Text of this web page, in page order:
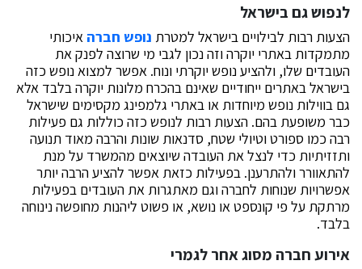
לנפוש גם בישראל
הצעות רבות לבילויים בישראל למטרת נופש חברהאיכותי
מתמקדות באתרי יוקרה וזה נכון לגבי מי שרוצה לפנק את
העובדים שלו, ולהציע נופש יוקרתי ונוח. אפשר למצוא נופש כזה
בישראל באתרים ייחודיים שאינם בהכרח מלונות יוקרה בלבד אלא
גם בווילות נופש מיוחדות או באתרי גלמפינג מקסימים שישראל
כבר משופעת בהם. הצעות רבות לנופש כזה כוללות גם פעילות
רבה כמו ספורט וטיולי שטח, סדנאות שונות והרבה מאוד תנועה
ותזזיתיות כדי לנצל את העובדה שיוצאים מהמשרד על מנת
להתאוורר ולהתרענן. בפעילות כזאת אפשר להציע הרבה יותר
אפשרויות שנוחות לחברה וגם מאתגרות את העובדים בפעילות
מרתקת על פי קונספט או נושא, או פשוט ליהנות מחופשה נינוחה
בלבד.
אירוע חברה מסוג אחר לגמרי